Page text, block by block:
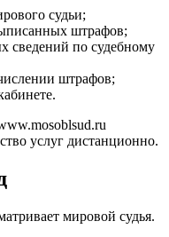
судьи;
штрафов;
сведений по судебному
штрафов;
услуг дистанционно.
мировой судья.